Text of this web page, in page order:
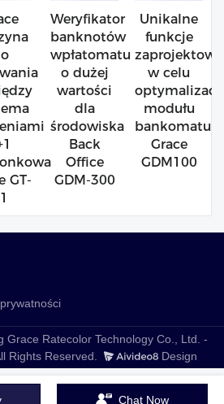
GT-
Weryfikator
banknotów
wpłatomatu
o dużej
wartości
dla
środowiska
Back
Office
GDM-300
Unikalne
funkcje
w celu
optymalizacji
modułu
bankomatu
Grace
GDM100
Grace Ratecolor Technology Co., Ltd. -
Rights Reserved.
Design
Chat Now